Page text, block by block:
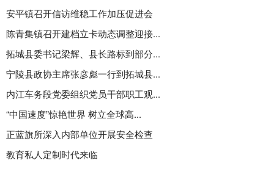
安平镇召开信访维稳工作加压促进会
陈青集镇召开建档立卡动态调整迎接...
拓城县委书记梁辉、县长路标到部分...
宁陵县政协主席张彦彪一行到拓城县...
内江车务段党委组织党员干部职工观...
“中国速度”惊艳世界 树立全球高...
正蓝旗所深入内部单位开展安全检查
教育私人定制时代来临